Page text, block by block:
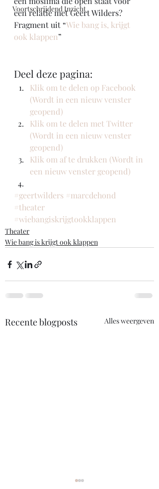
Voortschrijdend Inzicht
een relatie met Geert Wilders?
Fragment uit “Wie bang is, krijgt
ook klappen”
Deel deze pagina:
Klik om te delen op Facebook
(Wordt in een nieuw venster
geopend)
Klik om te delen met Twitter
(Wordt in een nieuw venster
geopend)
Klik om af te drukken (Wordt in
een nieuw venster geopend)
#geertwilders #marcdehond
#theater
#wiebangiskrijgtookklappen
Theater
Wie bang is krijgt ook klappen
Recente blogposts Alles weergeven